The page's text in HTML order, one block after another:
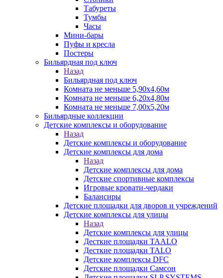
Табуреты
Тумбы
Часы
Мини-бары
Пуфы и кресла
Постеры
Бильярдная под ключ
Назад
Бильярдная под ключ
Комната не меньше 5,90х4,60м
Комната не меньше 6,20х4,80м
Комната не меньше 7,00х5,20м
Бильярдные коллекции
Детские комплексы и оборудование
Назад
Детские комплексы и оборудование
Детские комплексы для дома
Назад
Детские комплексы для дома
Детские спортивные комплексы
Игровые кровати-чердаки
Балансиры
Детские площадки для дворов и учреждений
Детские комплексы для улицы
Назад
Детские комплексы для улицы
Десткие площадки TAALO
Десткие площадки TALO
Детские комплексы DFC
Детские площадки Самсон